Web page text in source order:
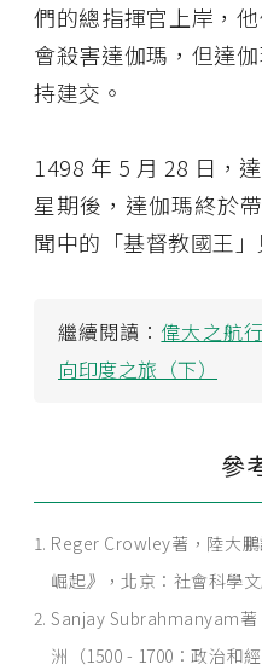
們的總指揮官上岸，
會殺害達伽瑪，但達
持建交。
1498 年 5 月 28 日，
星期後，達伽瑪終於
聞中的「基督教國王」
繼續閱讀： 偉大之航
向印度之旅（下）
參
Reger Crowley著，陸大鵬
崛起》 ，北京：社會科學
Sanjay Subrahmanyam著
洲（1500 - 1700：政治和